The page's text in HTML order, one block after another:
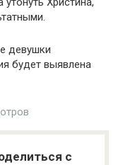
девушки
будет выявлена
с